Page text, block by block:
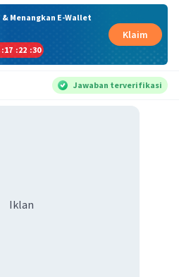
Menangkan E-Wallet
:17 :22 :30
Klaim
Jawaban terverifikasi
Iklan